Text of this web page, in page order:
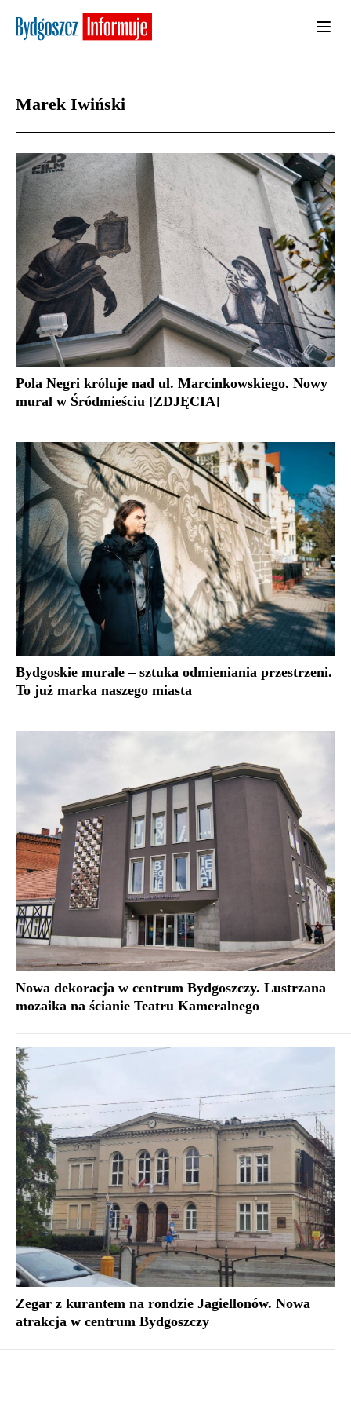
Marek Iwiński
Pola Negri króluje nad ul. Marcinkowskiego. Nowy
mural w Śródmieściu [ZDJĘCIA]
Bydgoskie murale – sztuka odmieniania przestrzeni.
To już marka naszego miasta
Nowa dekoracja w centrum Bydgoszczy. Lustrzana
mozaika na ścianie Teatru Kameralnego
Zegar z kurantem na rondzie Jagiellonów. Nowa
atrakcja w centrum Bydgoszczy